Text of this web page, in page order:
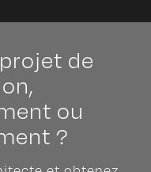
de
ou
?